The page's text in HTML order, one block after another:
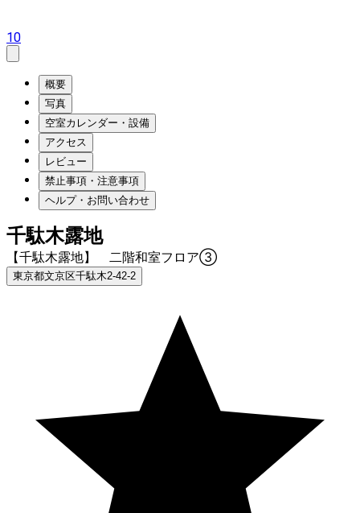
10
概要
写真
空室カレンダー・設備
アクセス
レビュー
禁止事項・注意事項
ヘルプ・お問い合わせ
千駄木露地
【千駄木露地】 二階和室フロア③
東京都文京区千駄木2-42-2